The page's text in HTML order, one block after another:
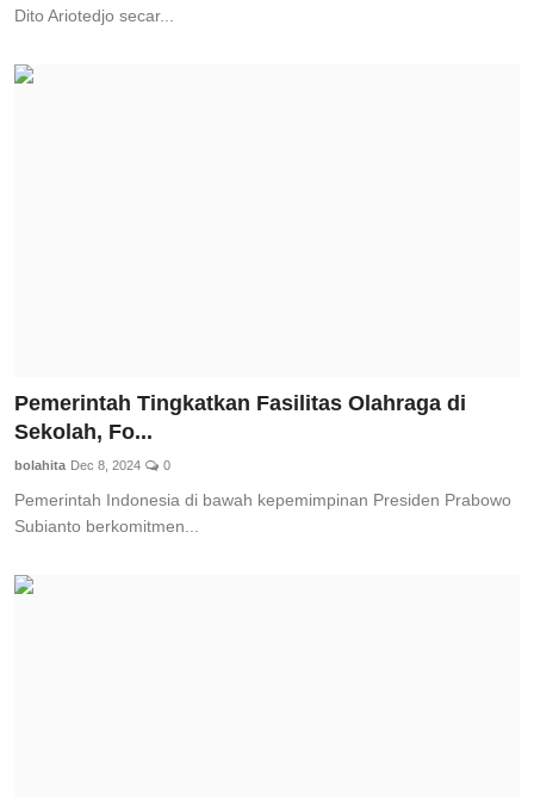
Dito Ariotedjo secar...
Pemerintah Tingkatkan Fasilitas Olahraga di
Sekolah, Fo...
bolahita Dec 8, 2024 0
Pemerintah Indonesia di bawah kepemimpinan Presiden Prabowo
Subianto berkomitmen...